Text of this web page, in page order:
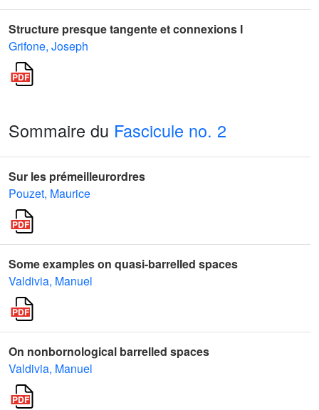
Structure presque tangente et connexions I
Grifone, Joseph
Sommaire du Fascicule no. 2
Sur les prémeilleurordres
Pouzet, Maurice
Some examples on quasi-barrelled spaces
Valdivia, Manuel
On nonbornological barrelled spaces
Valdivia, Manuel